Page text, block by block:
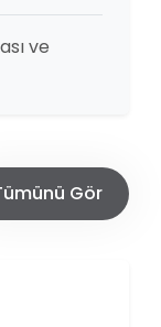
ve
Gör